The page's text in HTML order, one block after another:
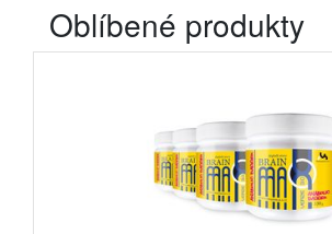
Oblíbené produkty